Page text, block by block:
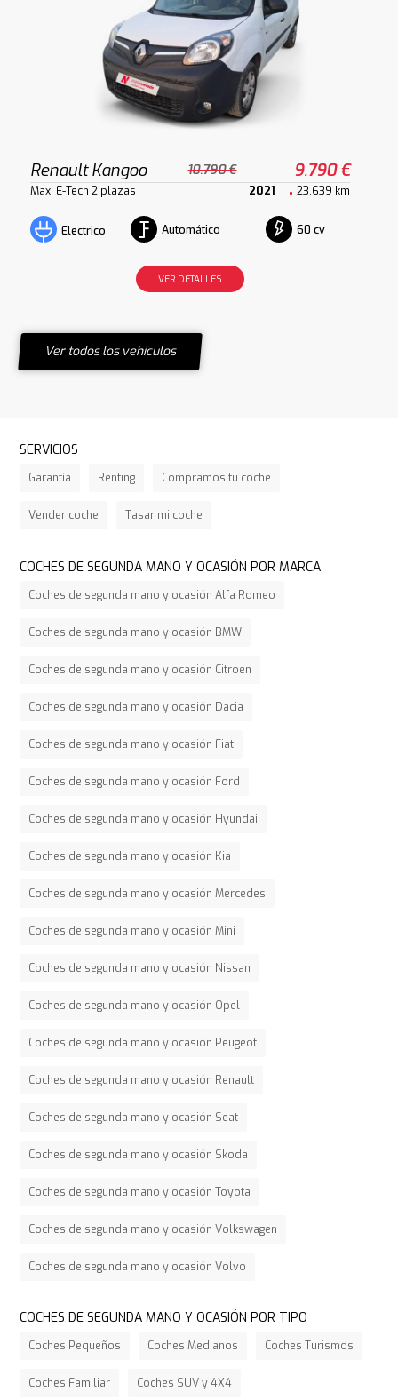
Renault Kangoo 10.790 € 9.790 €
Maxi E-Tech 2 plazas 2021 23.639 km
Electrico Automático 60 cv
VER DETALLES
Ver todos los vehículos
SERVICIOS
Garantía Renting Compramos tu coche
Vender coche Tasar mi coche
COCHES DE SEGUNDA MANO Y OCASIÓN POR MARCA
Coches de segunda mano y ocasión Alfa Romeo
Coches de segunda mano y ocasión BMW
Coches de segunda mano y ocasión Citroen
Coches de segunda mano y ocasión Dacia
Coches de segunda mano y ocasión Fiat
Coches de segunda mano y ocasión Ford
Coches de segunda mano y ocasión Hyundai
Coches de segunda mano y ocasión Kia
Coches de segunda mano y ocasión Mercedes
Coches de segunda mano y ocasión Mini
Coches de segunda mano y ocasión Nissan
Coches de segunda mano y ocasión Opel
Coches de segunda mano y ocasión Peugeot
Coches de segunda mano y ocasión Renault
Coches de segunda mano y ocasión Seat
Coches de segunda mano y ocasión Skoda
Coches de segunda mano y ocasión Toyota
Coches de segunda mano y ocasión Volkswagen
Coches de segunda mano y ocasión Volvo
COCHES DE SEGUNDA MANO Y OCASIÓN POR TIPO
Coches Pequeños Coches Medianos Coches Turismos
Coches Familiar Coches SUV y 4X4